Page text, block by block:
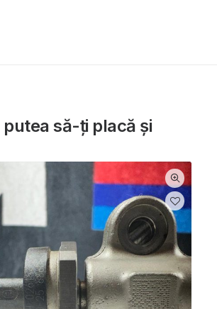
să-ți placă și